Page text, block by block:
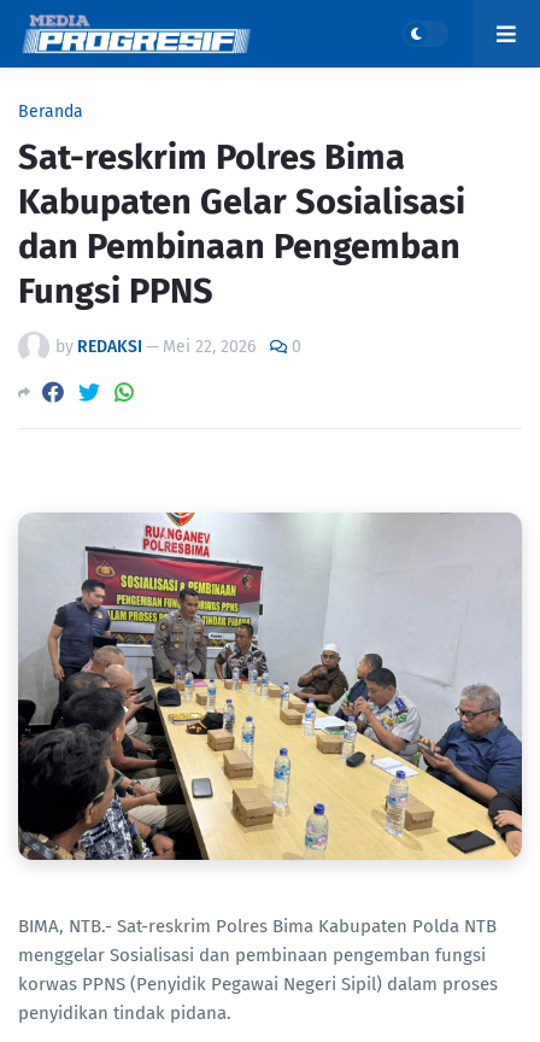
Beranda
Sat-reskrim Polres Bima
Kabupaten Gelar Sosialisasi
dan Pembinaan Pengemban
Fungsi PPNS
by REDAKSI — Mei 22, 2026 0
BIMA, NTB.- Sat-reskrim Polres Bima Kabupaten Polda NTB
menggelar Sosialisasi dan pembinaan pengemban fungsi
korwas PPNS (Penyidik Pegawai Negeri Sipil) dalam proses
penyidikan tindak pidana.